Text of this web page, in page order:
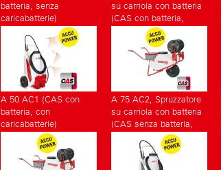
batteria, senza
caricabatterie)
su carriola con batteria
(CAS con batteria,
senza caricabatterie)
A 50 AC1 (CAS con
batteria, con
caricabatterie)
A 75 AC2, Spruzzatore
su carriola con batteria
(CAS senza batteria,
senza caricabatterie)